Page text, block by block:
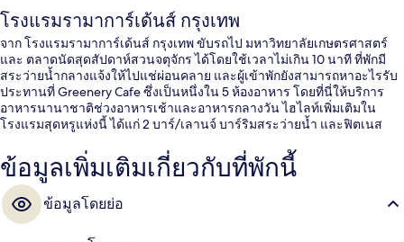
โรงแรมรามาการ์เด้นส์ กรุงเทพ
จาก โรงแรมรามาการ์เด้นส์ กรุงเทพ ขับรถไป มหาวิทยาลัยเกษตรศาสตร์
และ ตลาดนัดสุดสัปดาห์สวนจตุจักร ได้โดยใช้เวลาไม่เกิน 10 นาที ที่พักมี
สระว่ายน้ำกลางแจ้งให้ไปแช่ผ่อนคลาย และผู้เข้าพักยังสามารถหาอะไรรับ
ประทานที่ Greenery Cafe ซึ่งเป็นหนึ่งใน 5 ห้องอาหาร โดยที่นี่ให้บริการ
อาหารนานาชาติช่วงอาหารเช้าและอาหารกลางวัน ไฮไลท์เพิ่มเติมใน
โรงแรมสุดหรูแห่งนี้ ได้แก่ 2 บาร์/เลานจ์ บาร์ริมสระว่ายน้ำ และฟิตเนส
ข้อมูลเพิ่มเติมเกี่ยวกับที่พักนี้
ข้อมูลโดยย่อ